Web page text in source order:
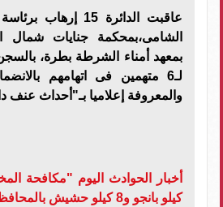
عاقبت الدائرة 15
الشامى،بمحكمة جنايات شمال
لـ6 متهمين فى اتهامهم
والمعروفة إعلاميا بـ"أحداث عنف
كيلو بانجو و8 كيلو حشيش بالمحافظات